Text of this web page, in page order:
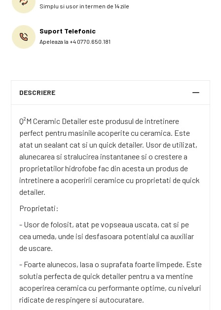
Simplu si usor in termen de 14 zile
Suport Telefonic
Apeleaza la +4 0770.650.181
DESCRIERE
Q²M Ceramic Detailer este produsul de intretinere
perfect pentru masinile acoperite cu ceramica. Este
atat un sealant cat si un quick detailer. Usor de utilizat,
alunecarea si stralucirea instantanee si o crestere a
proprietatilor hidrofobe fac din acesta un produs de
intretinere a acoperirii ceramice cu proprietati de quick
detailer.
Proprietati:
- Usor de folosit, atat pe vopseaua uscata, cat si pe
cea umeda, unde isi desfasoara potentialul ca auxiliar
de uscare.
- Foarte alunecos, lasa o suprafata foarte limpede. Este
solutia perfecta de quick detailer pentru a va mentine
acoperirea ceramica cu performante optime, cu niveluri
ridicate de respingere si autocuratare.